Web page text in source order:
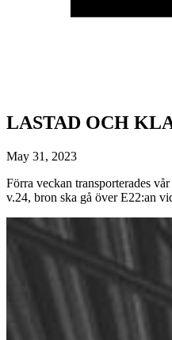
LASTAD OCH
May 31, 2023
Förra veckan transporterades
v.24, bron ska gå över E22:an